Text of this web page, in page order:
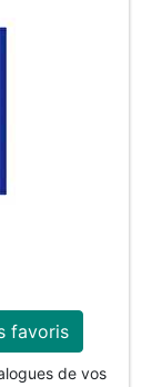
favoris
de vos